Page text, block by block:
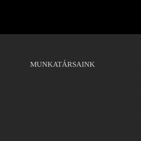
MUNKATÁRSAINK